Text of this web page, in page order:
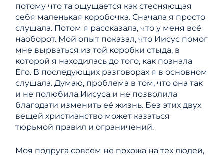
потому что та ощущается как стесняющая
себя маленькая коробочка. Сначала я просто
слушала. Потом я рассказала, что у меня всё
наоборот. Мой опыт показал, что Иисус помог
мне вырваться из той коробки стыда, в
которой я находилась до того, как познала
Его. В последующих разговорах я в основном
слушала. Думаю, проблема в том, что она так
и не полюбила Иисуса и не позволила
благодати изменить её жизнь. Без этих двух
вещей христианство может казаться
тюрьмой правил и ограничений.
Моя подруга совсем не похожа на тех людей,